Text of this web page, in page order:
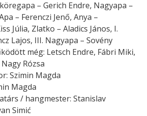
– Gerich Endre, Nagyapa –
– Ferenczi Jenő, Anya –
Júlia, Zlatko – Aladics János, I.
Lajos, III. Nagyapa – Sovény
még: Letsch Endre, Fábri Miki,
Rózsa
Szimin Magda
Magda
/ hangmester: Stanislav
Simić